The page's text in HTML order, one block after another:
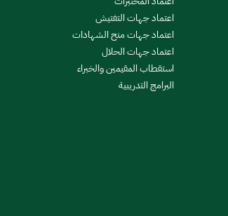
اعتماد جهات التفتيش
اعتماد جهات منح الشهادات
اعتماد جهات الحلال
استقطاب المقيمين والخبراء
البرامج التدريبية